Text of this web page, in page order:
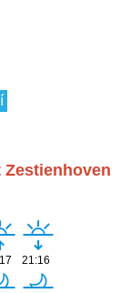
Zestienhoven
21:16